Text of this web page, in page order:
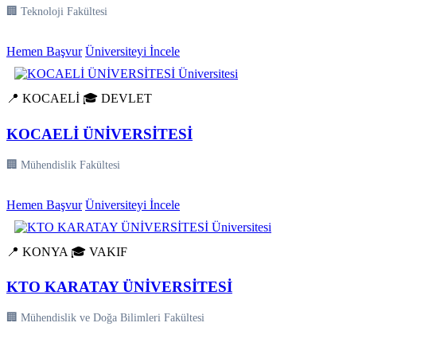
🏢 Teknoloji Fakültesi
Hemen Başvur Üniversiteyi İncele
📍 KOCAELİ 🎓 DEVLET
KOCAELİ ÜNİVERSİTESİ
🏢 Mühendislik Fakültesi
Hemen Başvur Üniversiteyi İncele
📍 KONYA 🎓 VAKIF
KTO KARATAY ÜNİVERSİTESİ
🏢 Mühendislik ve Doğa Bilimleri Fakültesi